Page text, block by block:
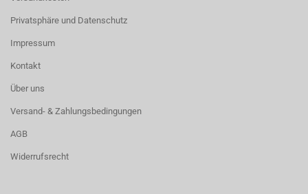
Privatsphäre und Datenschutz
Impressum
Kontakt
Über uns
Versand- & Zahlungsbedingungen
AGB
Widerrufsrecht